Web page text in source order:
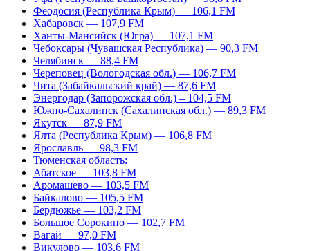
Феодосия (Республика Крым) — 106,1 FM
Хабаровск — 107,9 FM
Ханты-Мансийск (Югра) — 107,1 FM
Чебоксары (Чувашская Республика) — 90,3 FM
Челябинск — 88,4 FM
Череповец (Вологодская обл.) — 106,7 FM
Чита (Забайкальский край) — 87,6 FM
Энергодар (Запорожская обл.) – 104,5 FM
Южно-Сахалинск (Сахалинская обл.) — 89,3 FM
Якутск — 87,9 FM
Ялта (Республика Крым) — 106,8 FM
Ярославль — 98,3 FM
Тюменская область:
Абатское — 103,8 FM
Аромашево — 103,5 FM
Байкалово — 105,5 FM
Бердюжье — 103,2 FM
Большое Сорокино — 102,7 FM
Вагай — 97,0 FM
Викулово — 103,6 FM